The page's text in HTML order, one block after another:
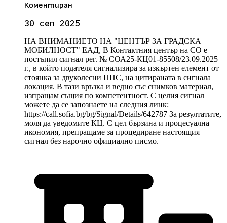
Коментиран
30 сеп 2025
НА ВНИМАНИЕТО НА "ЦЕНТЪР ЗА ГРАДСКА
МОБИЛНОСТ" ЕАД, В Контактния център на СО е
постъпил сигнал рег. № СОА25-КЦ01-85508/23.09.2025
г., в който подателя сигнализира за изкъртен елемент от
стоянка за двуколесни ППС, на цитираната в сигнала
локация. В тази връзка и ведно със снимков материал,
изпращам същия по компетентност. С целия сигнал
можете да се запознаете на следния линк:
https://call.sofia.bg/bg/Signal/Details/642787 За резултатите,
моля да уведомите КЦ. С цел бързина и процесуална
икономия, препращаме за процедиране настоящия
сигнал без нарочно официално писмо.